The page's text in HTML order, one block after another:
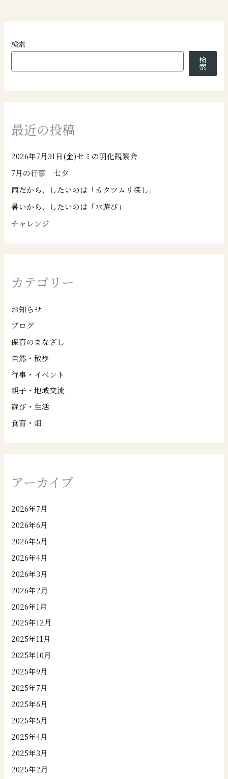
検索
検
索
最近の投稿
2026年7月31日(金)セミの羽化観察会
7月の行事 七夕
雨だから、したいのは「カタツムリ探し」
暑いから、したいのは「水遊び」
チャレンジ
カテゴリー
お知らせ
ブログ
保育のまなざし
自然・散歩
行事・イベント
親子・地域交流
遊び・生活
食育・畑
アーカイブ
2026年7月
2026年6月
2026年5月
2026年4月
2026年3月
2026年2月
2026年1月
2025年12月
2025年11月
2025年10月
2025年9月
2025年7月
2025年6月
2025年5月
2025年4月
2025年3月
2025年2月